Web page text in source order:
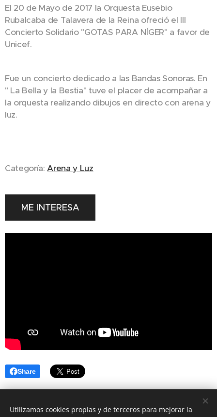
El 20 de Mayo de 2017 la Orquesta Eusebio
Rubalcaba de Talavera de la Reina ofreció el III
Concierto Solidario "GOTAS PARA NÍGER" a favor de
Unicef.
Fue un concierto dedicado a las Bandas Sonoras. En
" La Bella y la Bestia" tuve el placer de acompañar a
la orquesta realizando dibujos en directo con arena y
luz.
Categoría:Arena y Luz
ME INTERESA
Share
Utilizamos cookies propias y de terceros para mejorar la